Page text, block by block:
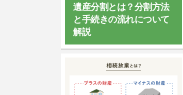
中央区
対応エリア
所在地
遺産分割とは？分割方法
と手続きの流れについて
解説